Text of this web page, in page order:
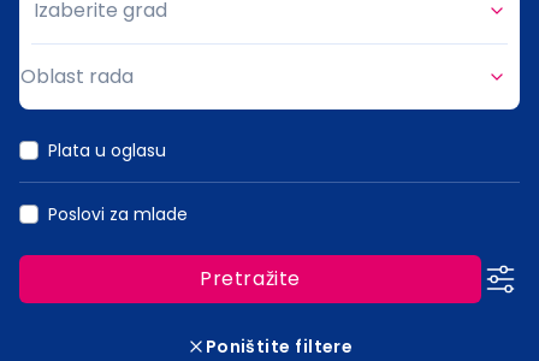
Grad
Izaberite grad
Oblast rada
Plata u oglasu
Poslovi za mlade
Pretražite
Poništite filtere